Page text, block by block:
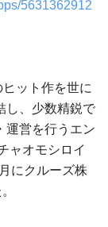
5631362912
ット作を世に
し、少数精鋭で
運営を行うエン
ャオモシロイ
にクルーズ株